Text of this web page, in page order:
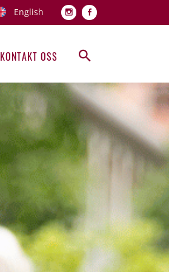
Topp
English
Hovedmeny
KONTAKT OSS